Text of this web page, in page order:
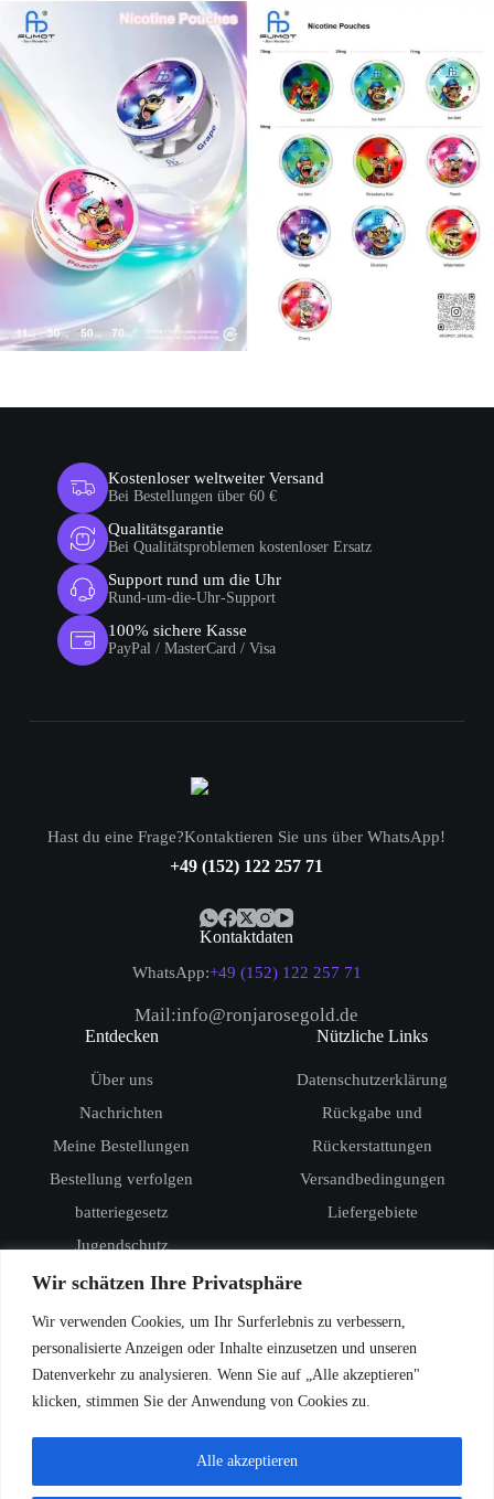
Wir schätzen Ihre Privatsphäre
Wir verwenden Cookies, um Ihr Surferlebnis zu verbessern,
personalisierte Anzeigen oder Inhalte einzusetzen und unseren
Datenverkehr zu analysieren. Wenn Sie auf „Alle akzeptieren"
klicken, stimmen Sie der Anwendung von Cookies zu.
Alle akzeptieren
Kostenloser weltweiter Versand
Bei Bestellungen über 60 €
Qualitätsgarantie
Bei Qualitätsproblemen kostenloser Ersatz
Support rund um die Uhr
Rund-um-die-Uhr-Support
100% sichere Kasse
PayPal / MasterCard / Visa
Hast du eine Frage?Kontaktieren Sie uns über WhatsApp!
+49 (152) 122 257 71
Kontaktdaten
WhatsApp:+49 (152) 122 257 71
Mail:info@ronjarosegold.de
Entdecken
Über uns
Nachrichten
Meine Bestellungen
Bestellung verfolgen
batteriegesetz
Jugendschutz
Nützliche Links
Datenschutzerklärung
Rückgabe und
Rückerstattungen
Versandbedingungen
Liefergebiete
RandM Digital Box 12000
RandM Tornado 15000
Vozol Star 20000
Vozol Star 40000